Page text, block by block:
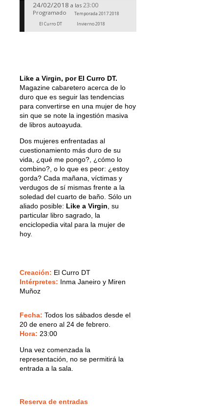
24/02/2018 a las 23:00
Programado
Temporada 2017 2018
El Curro DT
Invierno 2018
Like a Virgin, por El Curro DT.
Magazine cabaretero acerca de lo
duro que es seguir las tendencias
para convertirse en una mujer de hoy
sin que se note la ingestión masiva
de libros autoayuda.
Dos mujeres enfrentadas al
cuestionamiento más duro de su
vida, ¿qué me pongo?, ¿cómo lo
combino?, o lo que es peor: ¿estoy
gorda? Cada mañana, víctimas y
verdugos de sí mismas frente a la
soledad del cuarto de baño. Sólo un
aliado posible: Like a Virgin , su
particular libro sagrado, la
enciclopedia vital para la mujer de
hoy.
Creación: El Curro DT
Intérpretes: Inma Janeiro y Miren
Muñoz
Fecha: Todos los sábados desde el
20 de enero al 24 de febrero.
Hora: 23:00
Una vez comenzada la
representación, no se permitirá la
entrada a la sala.
Reserva de entradas